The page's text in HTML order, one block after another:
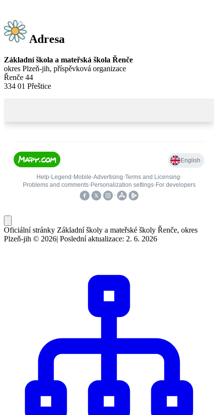
Adresa
Základní škola a mateřská škola Řenče
okres Plzeň-jih, příspěvková organizace
Řenče 44
334 01 Přeštice
Oficiální stránky Základní školy a mateřské školy Řenče, okres
Plzeň-jih © 2026| Poslední aktualizace: 2. 6. 2026